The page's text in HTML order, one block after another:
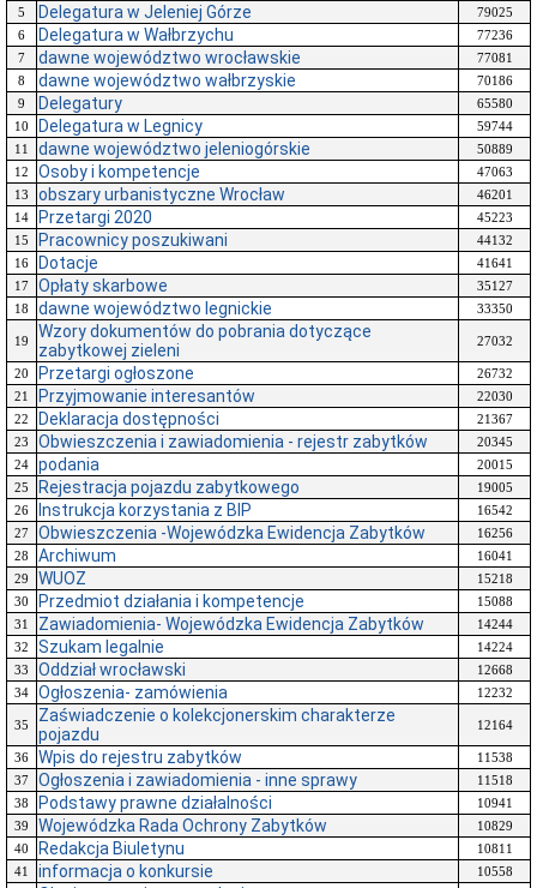
5
Delegatura w Jeleniej Górze
79025
6
Delegatura w Wałbrzychu
77236
7
dawne województwo wrocławskie
77081
8
dawne województwo wałbrzyskie
70186
9
Delegatury
65580
10
Delegatura w Legnicy
59744
11
dawne województwo jeleniogórskie
50889
12
Osoby i kompetencje
47063
13
obszary urbanistyczne Wrocław
46201
14
Przetargi 2020
45223
15
Pracownicy poszukiwani
44132
16
Dotacje
41641
17
Opłaty skarbowe
35127
18
dawne województwo legnickie 33350
19
Wzory dokumentów do pobrania dotyczące
zabytkowej zieleni
27032
20 Przetargi ogłoszone
26732
21
Przyjmowanie interesantów
22030
22
Deklaracja dostępności
21367
23
Obwieszczenia i zawiadomienia - rejestr zabytków
20345
24
podania
20015
25
Rejestracja pojazdu zabytkowego
19005
26
Instrukcja korzystania z BIP
16542
27
Obwieszczenia -Wojewódzka Ewidencja Zabytków
16256
28
Archiwum
16041
29
WUOZ
15218
30
Przedmiot działania i kompetencje
15088
31
Zawiadomienia- Wojewódzka Ewidencja Zabytków
14244
32
Szukam legalnie
14224
33
Oddział wrocławski
12668
34
Ogłoszenia- zamówienia 12232
35
Zaświadczenie o kolekcjonerskim charakterze
pojazdu
12164
36 Wpis do rejestru zabytków
11538
37
Ogłoszenia i zawiadomienia - inne sprawy
11518
38
Podstawy prawne działalności
10941
39
Wojewódzka Rada Ochrony Zabytków
10829
40
Redakcja Biuletynu
10811
41
informacja o konkursie
10558